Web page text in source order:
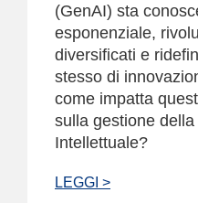
(GenAI) sta
esponenziale,
diversificati e
stesso di
come impatta
sulla gestione
Intellettuale?
LEGGI >